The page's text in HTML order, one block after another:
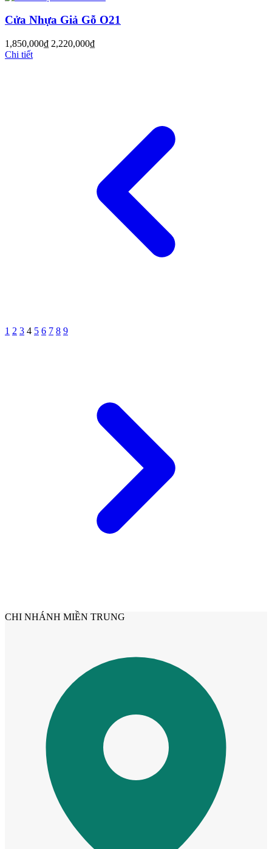
Cửa Gỗ Tự Nhiên
Cửa gỗ An Cường
Cửa gỗ Carbon
Cửa Nhựa Gỗ Composite
Cửa Nhựa Giả Gỗ O21
1,850,000₫ 2,220,000₫
Chi tiết
1 2 3 4 5 6 7 8 9
CHI NHÁNH MIỀN TRUNG